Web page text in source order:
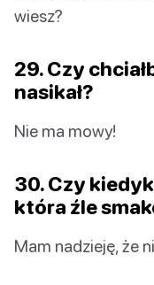
wiesz?
29. Czy
nasikał?
Nie ma mowy!
30. Czy
która źle
Mam nadzieję, że